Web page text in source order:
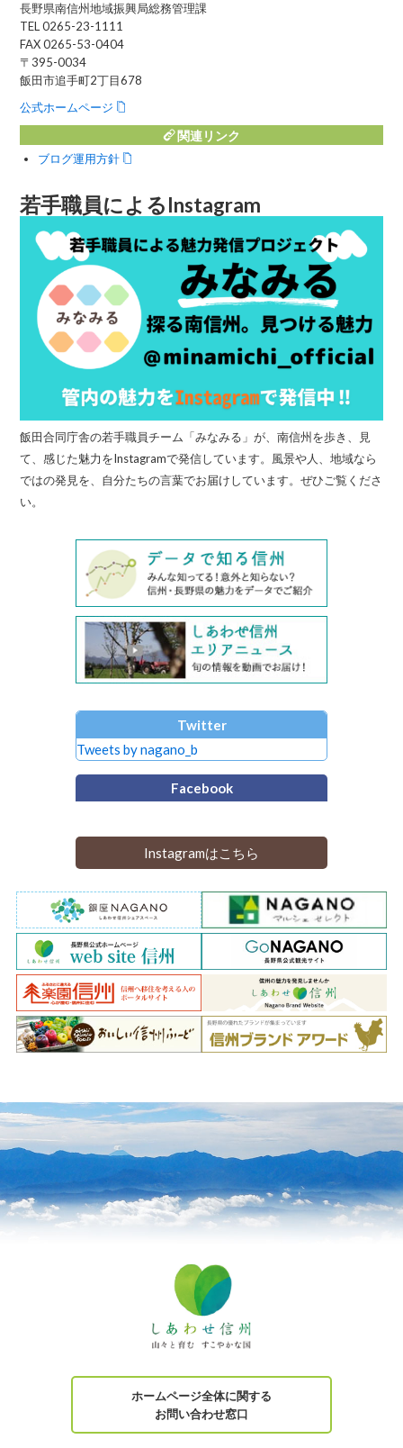
長野県南信州地域振興局総務管理課
TEL 0265-23-1111
FAX 0265-53-0404
〒395-0034
飯田市追手町2丁目678
公式ホームページ
関連リンク
ブログ運用方針
若手職員によるInstagram
飯田合同庁舎の若手職員チーム「みなみる」が、南信州を歩き、見
て、感じた魅力をInstagramで発信しています。風景や人、地域なら
ではの発見を、自分たちの言葉でお届けしています。ぜひご覧くださ
い。
Twitter
Tweets by nagano_b
Facebook
Instagramはこちら
ホームページ全体に関する
お問い合わせ窓口